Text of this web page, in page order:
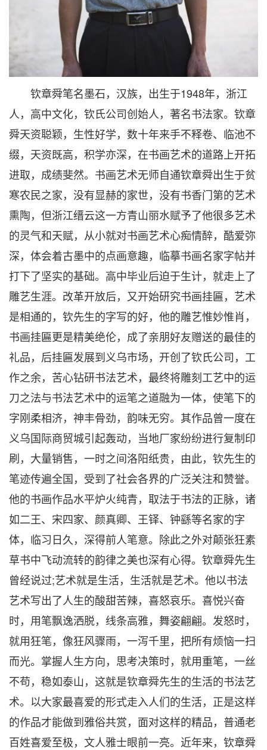
钦章舜笔名墨石，汉族，出生于1948年，浙江
人，高中文化，钦氏公司创始人，著名书法家。钦章
舜天资聪颖，生性好学，数十年来手不释卷、临池不
缀，天资既高，积学亦深，在书画艺术的道路上开拓
进取，成绩斐然。书画艺术无师自通钦章舜出生于贫
寒农民之家，没有显赫的家世，没有书香门第的艺术
熏陶，但浙江缙云这一方青山丽水赋予了他很多艺术
的灵气和天赋，从小就对书画艺术心痴情醉，酷爱弥
深，体会着古墨中的点画意趣，临摹书画名家字帖并
打下了坚实的基础。高中毕业后迫于生计，就走上了
雕艺生涯。改革开放后，又开始研究书画挂匾，艺术
是相通的，钦先生的字写的好，他的雕艺惟妙惟肖，
书画挂匾更是精美绝伦，成了亲朋好友赠送的最佳的
礼品，后挂匾发展到义乌市场，开创了钦氏公司，工
作之余，苦心钻研书法艺术，最终将雕刻工艺中的运
刀之法与书法艺术中的运笔之道融为一体，使笔下的
字刚柔相济，神丰骨劲，韵味无穷。其作品曾一度在
义乌国际商贸城引起轰动，当地厂家纷纷进行复制印
刷，大量销售，一时之间洛阳纸贵，由此，钦先生的
笔迹传遍全国，受到了社会各界的广泛关注和赞誉。
他的书画作品水平炉火纯青，取法于书法的正脉，诸
如二王、宋四家、颜真卿、王铎、钟繇等名家的字
体，临习日久，深得前人笔意。除此之外对颠张狂素
草书中飞动流转的韵律之美也深有心得。钦章舜先生
曾经说过;艺术就是生活，生活就是艺术。他以书法
艺术写出了人生的酸甜苦辣，喜怒哀乐。喜悦兴奋
时，用笔飘逸洒脱，线条高雅，舞姿翩翩。发怒时，
就用狂笔，像狂风骤雨，一泻千里，把所有烦恼一扫
而光。掌握人生方向，思考决策时，就用重笔，一丝
不苟，稳如泰山，这就是钦章舜先生的生活的书法艺
术。以大家最喜爱的形式走入人们的生活，正是这样
的作品才能做到雅俗共赏，面对这样的精品，普通老
百姓喜爱至极，文人雅士眼前一亮。近年来，钦章舜